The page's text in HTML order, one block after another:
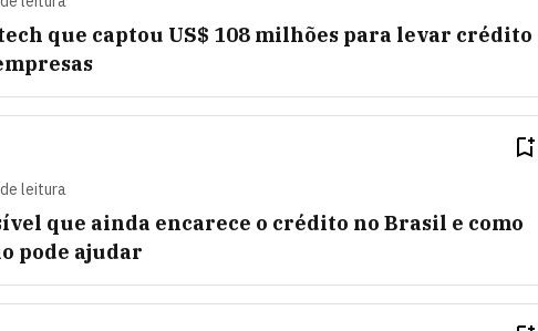
que captou US$ 108 milhões para levar crédito
de leitura
que ainda encarece o crédito no Brasil e como
pode ajudar